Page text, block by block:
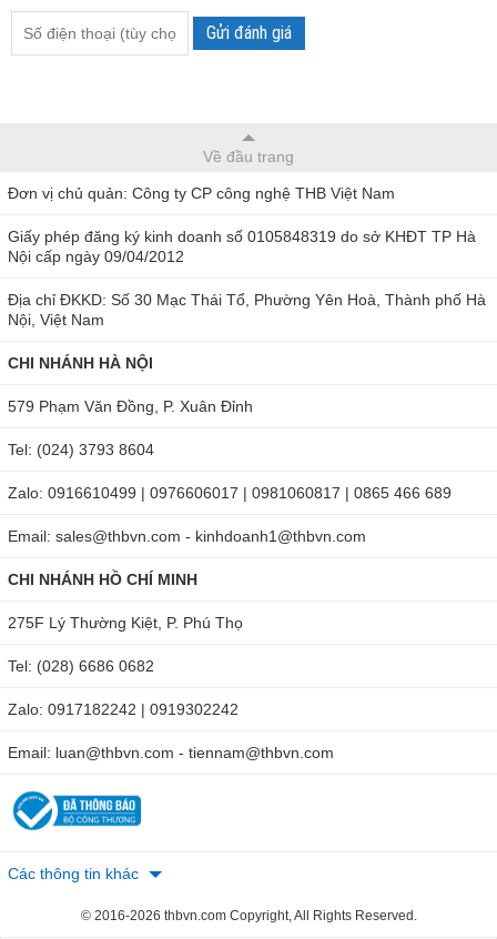
Gửi đánh giá
Về đầu trang
Đơn vị chủ quản: Công ty CP công nghệ THB Việt Nam
Giấy phép đăng ký kinh doanh số 0105848319 do sở KHĐT TP Hà
Nội cấp ngày 09/04/2012
Địa chỉ ĐKKD: Số 30 Mạc Thái Tổ, Phường Yên Hoà, Thành phố Hà
Nội, Việt Nam
CHI NHÁNH HÀ NỘI
579 Phạm Văn Đồng, P. Xuân Đỉnh
Tel: (024) 3793 8604
Zalo: 0916610499 | 0976606017 | 0981060817 | 0865 466 689
Email: sales@thbvn.com - kinhdoanh1@thbvn.com
CHI NHÁNH HỒ CHÍ MINH
275F Lý Thường Kiệt, P. Phú Thọ
Tel: (028) 6686 0682
Zalo: 0917182242 | 0919302242
Email: luan@thbvn.com - tiennam@thbvn.com
Các thông tin khác
© 2016-2026 thbvn.com Copyright, All Rights Reserved.